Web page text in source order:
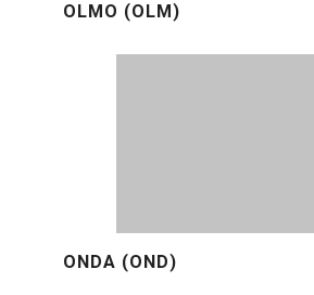
OLMO (OLM)
ONDA (OND)